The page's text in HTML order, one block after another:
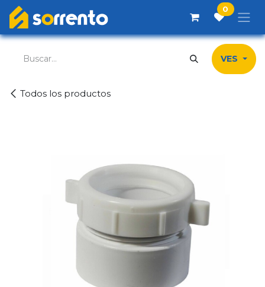
Ir al contenido 0
Todos los productos
VES